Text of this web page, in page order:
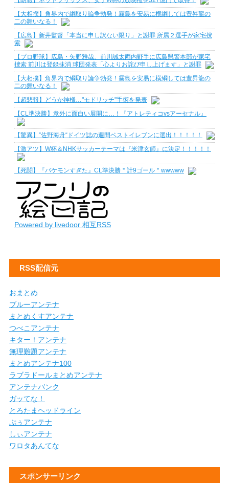
【大相撲】角界内で綱取り論争勃発！霧島を安易に横綱しては豊昇龍の
二の舞いなる！
【広島】新井監督「本当に申し訳ない限り」と謝罪 所属２選手が家宅捜
索
【プロ野球】広島・矢野雅哉、前川誠太両内野手に広島県警本部が家宅
捜索 前川は登録抹消 球団発表「心よりお詫び申し上げます」と謝罪
【大相撲】角界内で綱取り論争勃発！霧島を安易に横綱しては豊昇龍の
二の舞いなる！
【超悲報】どうか神様…"モドリッチ"手術を発表
【CL準決勝】意外に面白い展開に…！『アトレティコvsアーセナル』
【驚異】”佐野海舟“ドイツ誌の週間ベストイレブンに選出！！！！！
【激アツ】W杯＆NHKサッカーテーマは『米津玄師』に決定！！！！！
【死闘】『バケモンすぎた』CL準決勝＂計9ゴール＂wwwww
Powered by livedoor 相互RSS
RSS配信元
おまとめ
ブルーアンテナ
まとめくすアンテナ
つべこアンテナ
キター！アンテナ
無理難題アンテナ
まとめアンテナ100
ラブラドールまとめアンテナ
アンテナバンク
ガッてな！
とろたまヘッドライン
ぷぅアンテナ
しぃアンテナ
ワロタあんてな
スポンサーリンク